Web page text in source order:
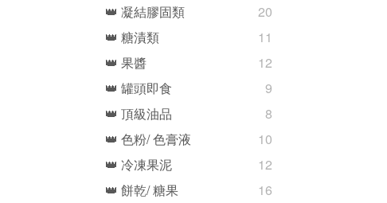
👑 凝結膠固類
20
👑 糖漬類
11
👑 果醬
12
👑 罐頭即食
9
👑 頂級油品
8
👑 色粉/ 色膏液
10
👑 冷凍果泥
12
👑 餅乾/ 糖果
16